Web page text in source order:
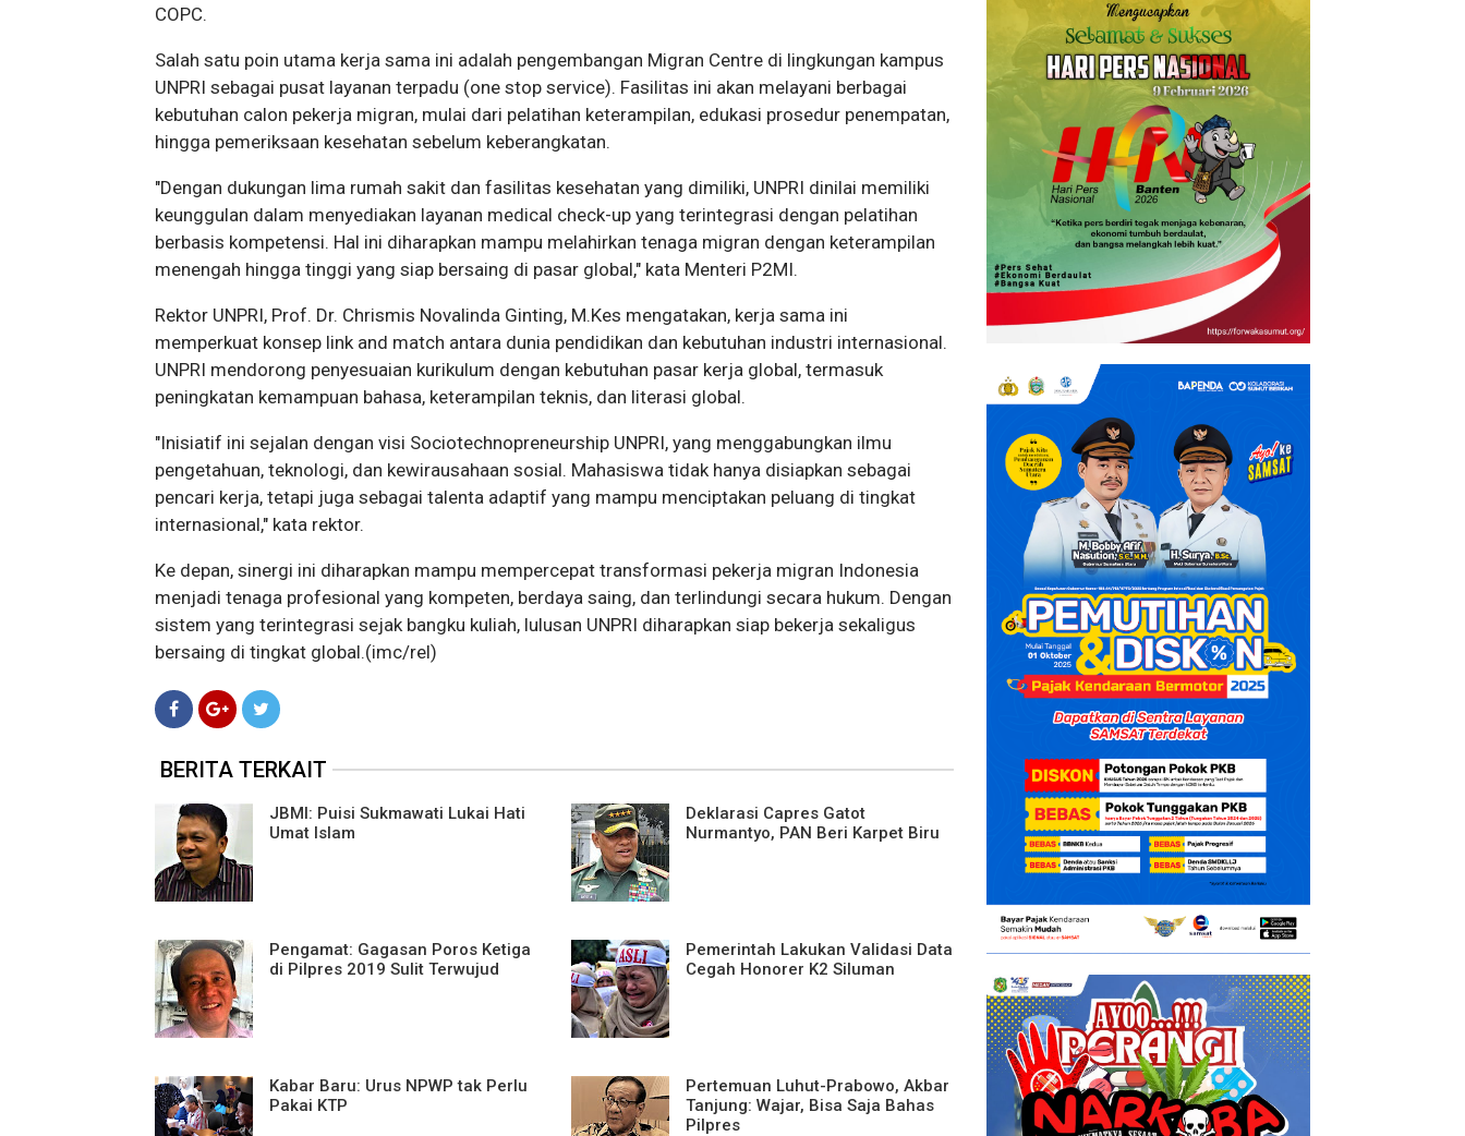
COPC.
Salah satu poin utama kerja sama ini adalah pengembangan Migran Centre di lingkungan kampus
UNPRI sebagai pusat layanan terpadu (one stop service). Fasilitas ini akan melayani berbagai
kebutuhan calon pekerja migran, mulai dari pelatihan keterampilan, edukasi prosedur penempatan,
hingga pemeriksaan kesehatan sebelum keberangkatan.
"Dengan dukungan lima rumah sakit dan fasilitas kesehatan yang dimiliki, UNPRI dinilai memiliki
keunggulan dalam menyediakan layanan medical check-up yang terintegrasi dengan pelatihan
berbasis kompetensi. Hal ini diharapkan mampu melahirkan tenaga migran dengan keterampilan
menengah hingga tinggi yang siap bersaing di pasar global," kata Menteri P2MI.
Rektor UNPRI, Prof. Dr. Chrismis Novalinda Ginting, M.Kes mengatakan, kerja sama ini
memperkuat konsep link and match antara dunia pendidikan dan kebutuhan industri internasional.
UNPRI mendorong penyesuaian kurikulum dengan kebutuhan pasar kerja global, termasuk
peningkatan kemampuan bahasa, keterampilan teknis, dan literasi global.
"Inisiatif ini sejalan dengan visi Sociotechnopreneurship UNPRI, yang menggabungkan ilmu
pengetahuan, teknologi, dan kewirausahaan sosial. Mahasiswa tidak hanya disiapkan sebagai
pencari kerja, tetapi juga sebagai talenta adaptif yang mampu menciptakan peluang di tingkat
internasional," kata rektor.
Ke depan, sinergi ini diharapkan mampu mempercepat transformasi pekerja migran Indonesia
menjadi tenaga profesional yang kompeten, berdaya saing, dan terlindungi secara hukum. Dengan
sistem yang terintegrasi sejak bangku kuliah, lulusan UNPRI diharapkan siap bekerja sekaligus
bersaing di tingkat global.(imc/rel)
BERITA TERKAIT
JBMI: Puisi Sukmawati Lukai Hati
Umat Islam
Deklarasi Capres Gatot
Nurmantyo, PAN Beri Karpet Biru
Pengamat: Gagasan Poros Ketiga
di Pilpres 2019 Sulit Terwujud
Pemerintah Lakukan Validasi Data
Cegah Honorer K2 Siluman
Kabar Baru: Urus NPWP tak Perlu
Pakai KTP
Pertemuan Luhut-Prabowo, Akbar
Tanjung: Wajar, Bisa Saja Bahas
Pilpres